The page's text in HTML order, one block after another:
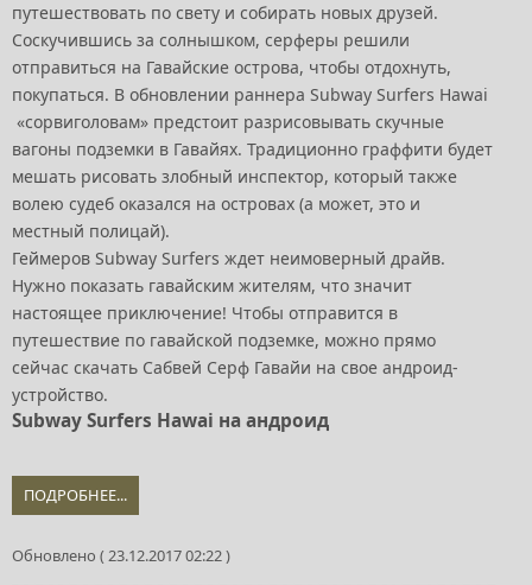
путешествовать по свету и собирать новых друзей.
Соскучившись за солнышком, серферы решили
отправиться на Гавайские острова, чтобы отдохнуть,
покупаться. В обновлении раннера Subway Surfers Hawai
«сорвиголовам» предстоит разрисовывать скучные
вагоны подземки в Гавайях. Традиционно граффити будет
мешать рисовать злобный инспектор, который также
волею судеб оказался на островах (а может, это и
местный полицай).
Геймеров Subway Surfers ждет неимоверный драйв.
Нужно показать гавайским жителям, что значит
настоящее приключение! Чтобы отправится в
путешествие по гавайской подземке, можно прямо
сейчас скачать Сабвей Серф Гавайи на свое андроид-
устройство.
Subway Surfers Hawai на андроид
ПОДРОБНЕЕ...
Обновлено ( 23.12.2017 02:22 )